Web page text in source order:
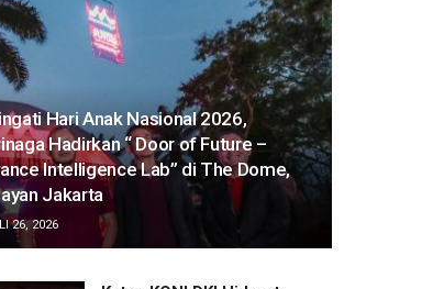
Hari Anak Nasional 2026,
Hadirkan “ Door of Future –
Intelligence Lab” di The Dome,
Jakarta
26, 2026